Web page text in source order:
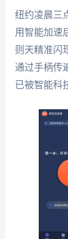
纽约凌晨三
用智能加速
则天精准闪
通过手柄传
已被智能科